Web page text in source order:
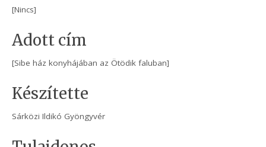
[Nincs]
Adott cím
[Sibe ház konyhájában az Ötödik faluban]
Készítette
Sárközi Ildikó Gyöngyvér